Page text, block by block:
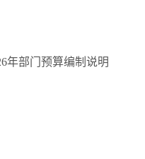
年部门预算编制说明